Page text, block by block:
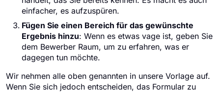
einfacher, es aufzuspüren.
Fügen Sie einen Bereich für das gewünschte
Ergebnis hinzu: Wenn es etwas vage ist, geben Sie
dem Bewerber Raum, um zu erfahren, was er
dagegen tun möchte.
Wir nehmen alle oben genannten in unsere Vorlage auf.
Wenn Sie sich jedoch entscheiden, das Formular zu